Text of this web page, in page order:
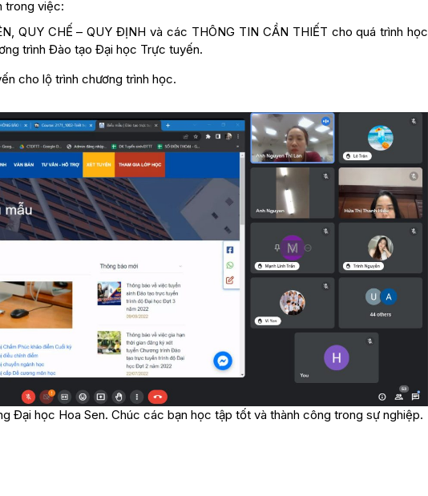
trong việc:
QUY CHẾ – QUY ĐỊNH và các THÔNG TIN CẦN THIẾT cho quá trình học
trình Đào tạo Đại học Trực tuyến.
cho lộ trình chương trình học.
Đại học Hoa Sen. Chúc các bạn học tập tốt và thành công trong sự nghiệp.